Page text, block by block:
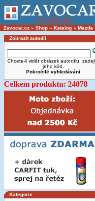
Zavocar.cz » Shop » Katalog » Mazda
Zobrazit autodíl
Chcete-li vidět obrázek autodílu,
jeho kód.
Pokročilé vyhledávání
Celkem produktu: 24078
Kategorie